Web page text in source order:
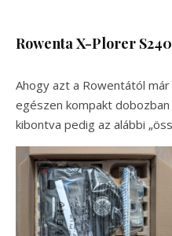
Rowenta X-Plorer
Ahogy azt a Rowentától
egészen kompakt
kibontva pedig az alábbi